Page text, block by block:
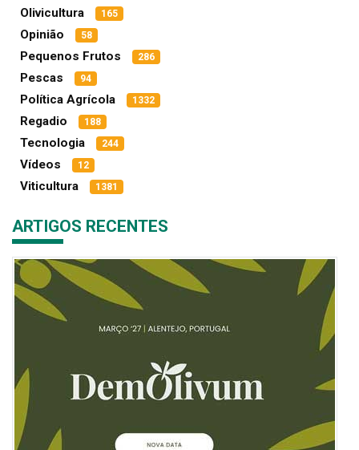
Olivicultura 165
Opinião 58
Pequenos Frutos 286
Pescas 94
Política Agrícola 1332
Regadio 188
Tecnologia 244
Vídeos 12
Viticultura 1381
ARTIGOS RECENTES